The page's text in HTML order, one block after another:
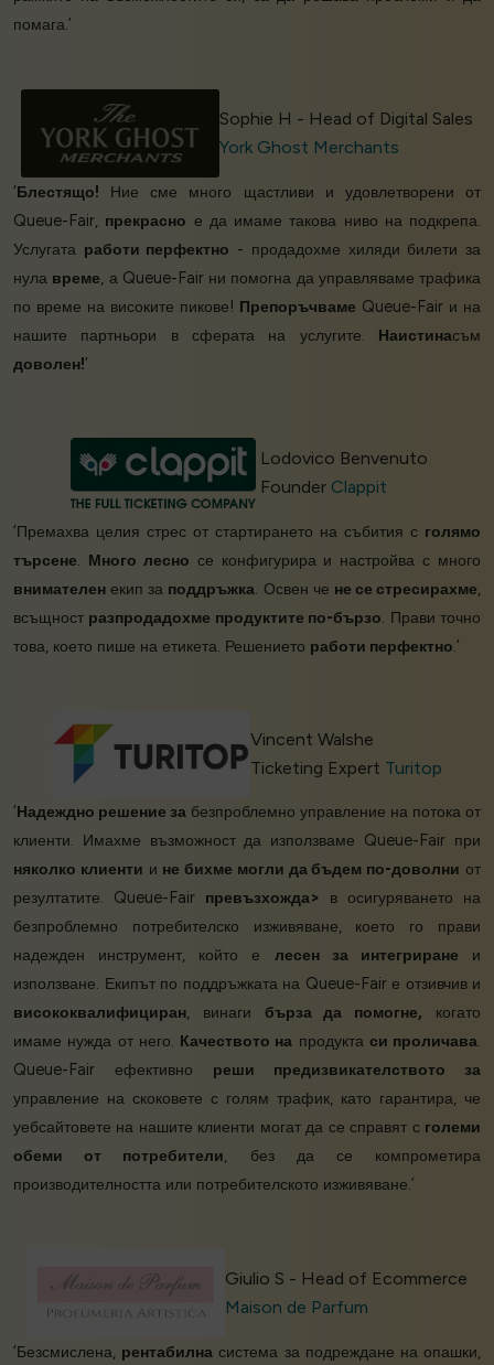
помага.’
Sophie H - Head of Digital Sales
York Ghost Merchants
‘Блестящо! Ние сме много щастливи и удовлетворени от
Queue-Fair, прекрасно е да имаме такова ниво на подкрепа.
Услугата работи перфектно - продадохме хиляди билети за
нула време, а Queue-Fair ни помогна да управляваме трафика
по време на високите пикове! Препоръчваме Queue-Fair и на
нашите партньори в сферата на услугите. Наистинасъм
доволен!’
Lodovico Benvenuto
Founder Clappit
‘Премахва целия стрес от стартирането на събития с голямо
търсене. Много лесно се конфигурира и настройва с много
внимателен екип за поддръжка. Освен че не се стресирахме,
всъщност разпродадохме продуктите по-бързо. Прави точно
това, което пише на етикета. Решението работи перфектно.’
Vincent Walshe
Ticketing Expert Turitop
‘Надеждно решение за безпроблемно управление на потока от
клиенти. Имахме възможност да използваме Queue-Fair при
няколко клиенти и не бихме могли да бъдем по-доволни от
резултатите. Queue-Fair превъзхожда> в осигуряването на
безпроблемно потребителско изживяване, което го прави
надежден инструмент, който е лесен за интегриране и
използване. Екипът по поддръжката на Queue-Fair е отзивчив и
висококвалифициран, винаги бърза да помогне, когато
имаме нужда от него. Качеството на продукта си проличава.
Queue-Fair ефективно реши предизвикателството за
управление на скоковете с голям трафик, като гарантира, че
уебсайтовете на нашите клиенти могат да се справят с големи
обеми от потребители, без да се компрометира
производителността или потребителското изживяване.’
Giulio S - Head of Ecommerce
Maison de Parfum
‘Безсмислена, рентабилна система за подреждане на опашки,